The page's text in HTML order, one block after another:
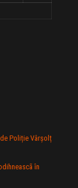
Poliție Vârșolț
în